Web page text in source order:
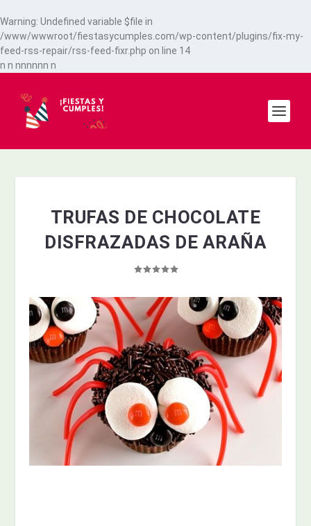
Warning: Undefined variable $file in
/www/wwwroot/fiestasycumples.com/wp-content/plugins/fix-my-
feed-rss-repair/rss-feed-fixr.php on line 14
n n nnnnnn n
TRUFAS DE CHOCOLATE
DISFRAZADAS DE ARAÑA